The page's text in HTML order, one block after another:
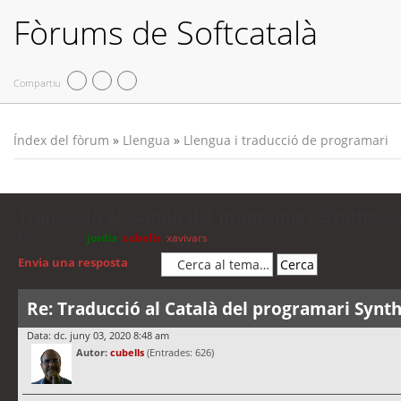
Fòrums de Softcatalà
Compartiu
Índex del fòrum » Llengua » Llengua i traducció de programari
jordis cubells xavivars
Envia una resposta
Re: Traducció al Català del programari
Data: dc. juny 03, 2020 8:48 am
Autor: cubells (Entrades: 626)